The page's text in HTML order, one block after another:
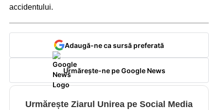
accidentului.
Adaugă-ne ca sursă preferată
Urmărește-ne pe Google News
Urmărește Ziarul Unirea pe Social Media